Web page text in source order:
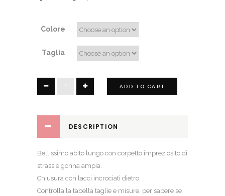
Colore
Taglia
quantity
ADD TO CART
DESCRIPTION
Bellissimo abito lungo con corpetto impreziosito di
strass e gonna ampia.
Chiusura con lacci incrociati dietro.
Controlla la tabella taglie e misure, per sapere se